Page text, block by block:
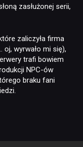
zasłużonej serii,
zaliczyła firma
oj, wyrwało mi się),
trafi bowiem
NPC-ów
braku fani